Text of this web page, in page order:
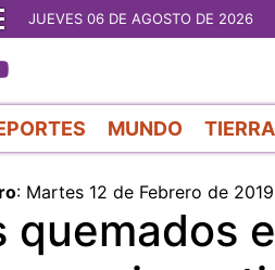
JUEVES 06 DE AGOSTO DE 2026
MUNDO
: Martes 12 de Febrero de
quemados